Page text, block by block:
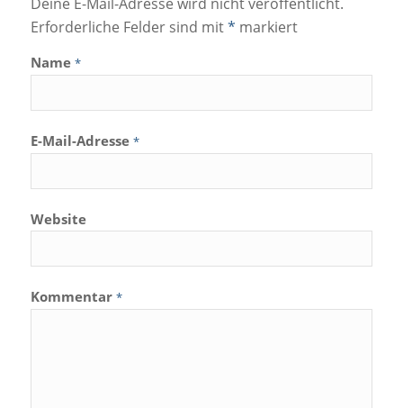
Erforderliche Felder sind mit* markiert
Name *
E-Mail-Adresse *
Website
Kommentar *